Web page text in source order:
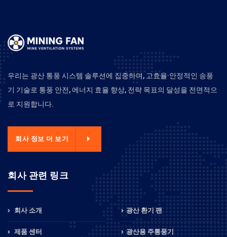
우리는 광산 통풍 시스템 솔루션에 집중하며, 고효율·안정적인 송풍
기 기술로 통풍 안전, 에너지 효율 향상, 전략 목표의 달성을 전면적으
로 지원합니다.
회사 정보 더 보기
회사 관련 링크
회사 소개
제품 센터
광산 환기 팬
광산용 주통풍기